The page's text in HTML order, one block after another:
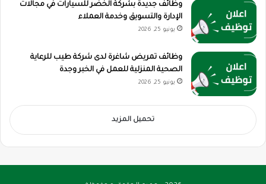
وظائف جديدة بشركة الخضر للسيارات في مجالات
الإدارة والتسويق وخدمة العملاء
يونيو 25, 2026
وظائف تمريض شاغرة لدى شركة طيب للرعاية
الصحية المنزلية للعمل في الخبر وجدة
يونيو 25, 2026
تحميل المزيد